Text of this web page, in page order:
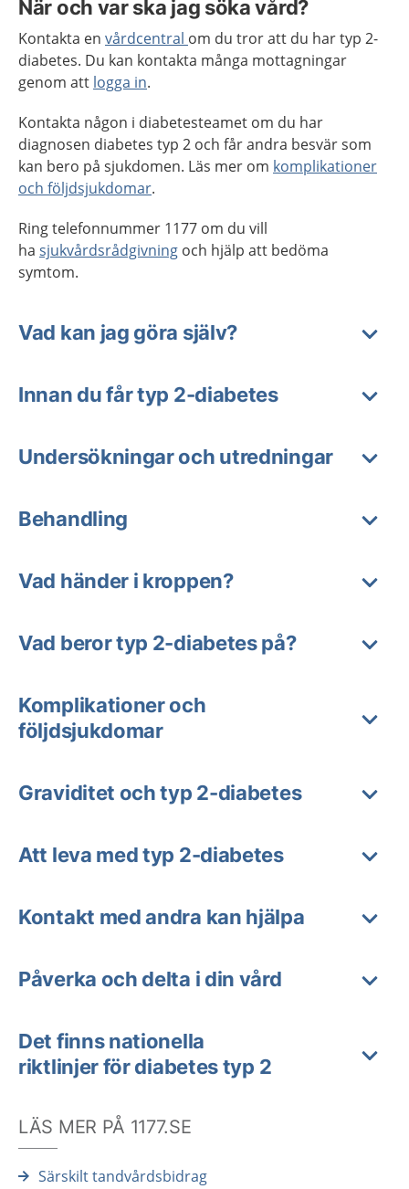
När och var ska jag söka vård?
Kontakta en vårdcentral om du tror att du har typ 2-
diabetes. Du kan kontakta många mottagningar
genom att logga in.
Kontakta någon i diabetesteamet om du har
diagnosen diabetes typ 2 och får andra besvär som
kan bero på sjukdomen. Läs mer om komplikationer
och följdsjukdomar.
Ring telefonnummer 1177 om du vill
ha sjukvårdsrådgivning och hjälp att bedöma
symtom.
Vad kan jag göra själv?
Innan du får typ 2-diabetes
Undersökningar och utredningar
Behandling
Vad händer i kroppen?
Vad beror typ 2-diabetes på?
Komplikationer och
följdsjukdomar
Graviditet och typ 2-diabetes
Att leva med typ 2-diabetes
Kontakt med andra kan hjälpa
Påverka och delta i din vård
Det finns nationella
riktlinjer för diabetes typ 2
LÄS MER PÅ 1177.SE
Särskilt tandvårdsbidrag